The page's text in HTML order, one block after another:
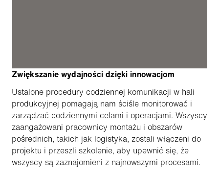
Zwiększanie wydajności dzięki innowacjom
Ustalone procedury codziennej komunikacji w hali
produkcyjnej pomagają nam ściśle monitorować i
zarządzać codziennymi celami i operacjami. Wszyscy
zaangażowani pracownicy montażu i obszarów
pośrednich, takich jak logistyka, zostali włączeni do
projektu i przeszli szkolenie, aby upewnić się, że
wszyscy są zaznajomieni z najnowszymi procesami.